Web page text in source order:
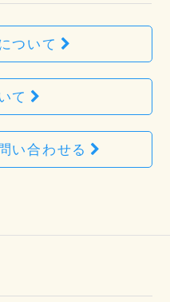
ついて
て
い合わせる